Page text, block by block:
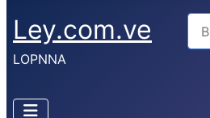
Ley.com.ve
LOPNNA